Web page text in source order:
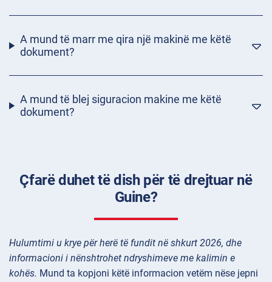
A mund të marr me qira një makinë me këtë
dokument?
A mund të blej siguracion makine me këtë
dokument?
Çfarë duhet të dish për të drejtuar në
Guine?
Hulumtimi u krye për herë të fundit në shkurt 2026, dhe
informacioni i nënshtrohet ndryshimeve me kalimin e
kohës. Mund ta kopjoni këtë informacion vetëm nëse jepni